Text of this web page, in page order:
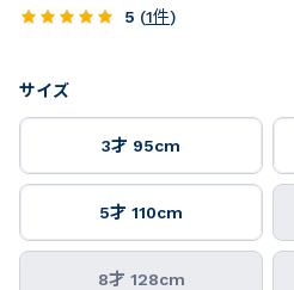
5 (1件)
サイズ
3才 95cm
5才 110cm
8才 128cm